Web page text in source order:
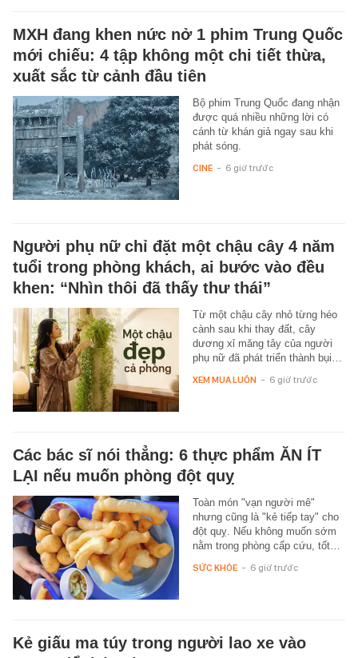
MXH đang khen nức nở 1 phim Trung Quốc
mới chiếu: 4 tập không một chi tiết thừa,
xuất sắc từ cảnh đầu tiên
Bộ phim Trung Quốc đang nhận
được quá nhiều những lời có
cánh từ khán giả ngay sau khi
phát sóng.
CINE - 6 giờ trước
Người phụ nữ chỉ đặt một chậu cây 4 năm
tuổi trong phòng khách, ai bước vào đều
khen: “Nhìn thôi đã thấy thư thái”
Từ một chậu cây nhỏ từng héo
cành sau khi thay đất, cây
dương xỉ măng tây của người
phụ nữ đã phát triển thành bụi…
XEM MUA LUÔN - 6 giờ trước
Các bác sĩ nói thẳng: 6 thực phẩm ĂN ÍT
LẠI nếu muốn phòng đột quỵ
Toàn món "vạn người mê"
nhưng cũng là "kẻ tiếp tay" cho
đột quỵ. Nếu không muốn sớm
nằm trong phòng cấp cứu, tốt…
SỨC KHỎE - 6 giờ trước
Kẻ giấu ma túy trong người lao xe vào